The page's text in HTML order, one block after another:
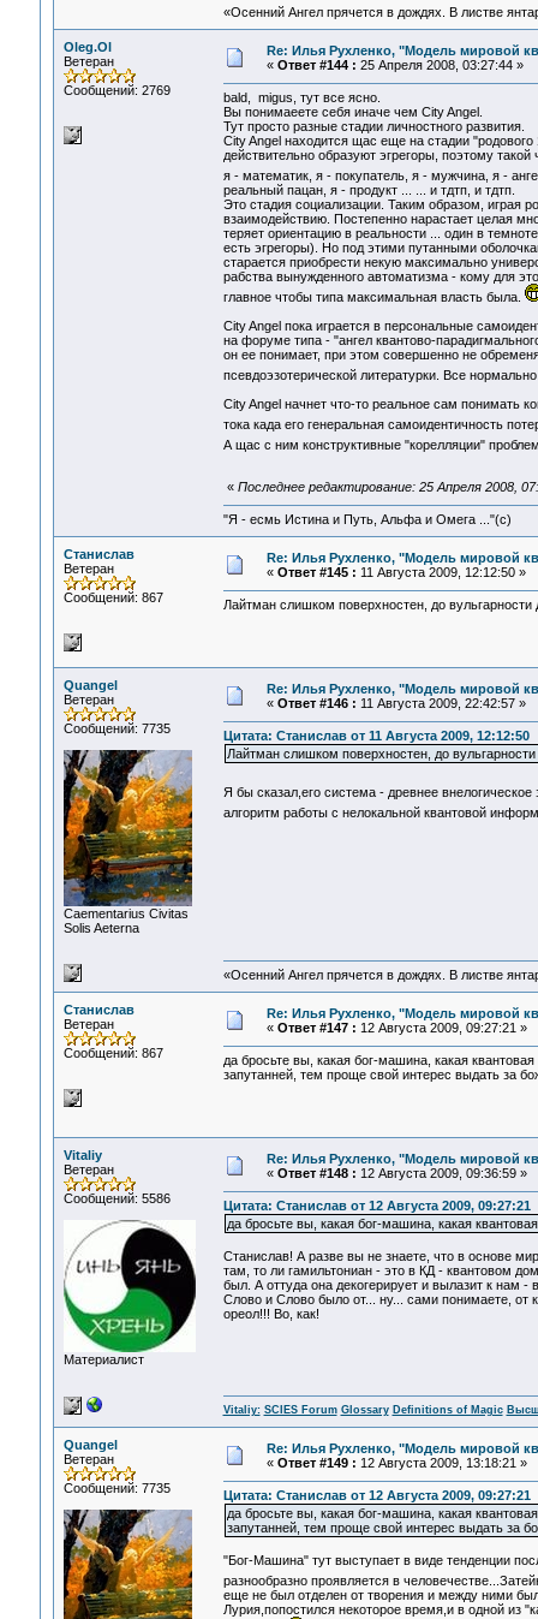
«Осенний Ангел прячется в дождях. В листве
Oleg.Ol
Ветеран
Сообщений: 2769
Re: Илья Рухленко, "Модель мировой
« Ответ #144 : 25 Апреля 2008, 03:27:44 »
bald, migus, тут все ясно.
Вы понимаеете себя иначе чем City Angel.
Тут просто разные стадии личностного развития.
City Angel находится щас еще на стадии
действительно образуют эгрегоры, поэтому
я - математик, я - покупатель, я - мужчина, я -
реальный пацан, я - продукт ... ... и тдтп, и тдтп.
Это стадия социализации. Таким образом, играя
взаимодействию. Постепенно нарастает целая
теряет ориентацию в реальности ... один в
есть эгрегоры). Но под этими путанными
старается приобрести некую максимально
рабства вынужденного автоматизма - кому для
главное чтобы типа максимальная власть была.
City Angel пока играется в персональные
на форуме типа - "ангел квантово-
он ее понимает, при этом совершенно не
псевдоэзотерической литературки. Все
City Angel начнет что-то реальное сам понимать
тока када его генеральная самоидентичность
А щас с ним конструктивные "корелляции"
« Последнее редактирование: 25 Апреля 2008,
"Я - есмь Истина и Путь, Альфа и Омега ..."(с)
Станислав
Ветеран
Сообщений: 867
Re: Илья Рухленко, "Модель мировой
« Ответ #145 : 11 Августа 2009, 12:12:50 »
Лайтман слишком поверхностен, до
Quangel
Ветеран
Сообщений: 7735
Сaementarius Civitas
Solis Aeterna
Re: Илья Рухленко, "Модель мировой
« Ответ #146 : 11 Августа 2009, 22:42:57 »
Цитата: Станислав от 11 Августа 2009, 12:12:50
Лайтман слишком поверхностен, до
Я бы сказал,его система - древнее
алгоритм работы с нелокальной квантовой
«Осенний Ангел прячется в дождях. В листве
Станислав
Ветеран
Сообщений: 867
Re: Илья Рухленко, "Модель мировой
« Ответ #147 : 12 Августа 2009, 09:27:21 »
да бросьте вы, какая бог-машина, какая
запутанней, тем проще свой интерес выдать за
Vitaliy
Ветеран
Сообщений: 5586
Материалист
Re: Илья Рухленко, "Модель мировой
« Ответ #148 : 12 Августа 2009, 09:36:59 »
Цитата: Станислав от 12 Августа 2009, 09:27:21
да бросьте вы, какая бог-машина, какая
Станислав! А разве вы не знаете, что в основе
там, то ли гамильтониан - это в КД - квантовом
был. А оттуда она декогерирует и вылазит к нам
Слово и Слово было от... ну... сами понимаете, от
ореол!!! Во, как!
Vitaliy: SCIES Forum Glossary Definitions of Magic
Quangel
Ветеран
Сообщений: 7735
Re: Илья Рухленко, "Модель мировой
« Ответ #149 : 12 Августа 2009, 13:18:21 »
Цитата: Станислав от 12 Августа 2009, 09:27:21
да бросьте вы, какая бог-машина, какая
запутанней, тем проще свой интерес выдать за
"Бог-Машина" тут выступает в виде тенденции
разнообразно проявляется в
еще не был отделен от творения и между ними
Лурия,попостился некоторое время,и в одной из